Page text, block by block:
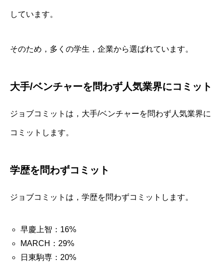
しています。
そのため，多くの学生，企業から選ばれています。
大手/ベンチャーを問わず人気業界にコミット
ジョブコミットは，大手/ベンチャーを問わず人気業界に
コミットします。
学歴を問わずコミット
ジョブコミットは，学歴を問わずコミットします。
早慶上智：16%
MARCH：29%
日東駒専：20%